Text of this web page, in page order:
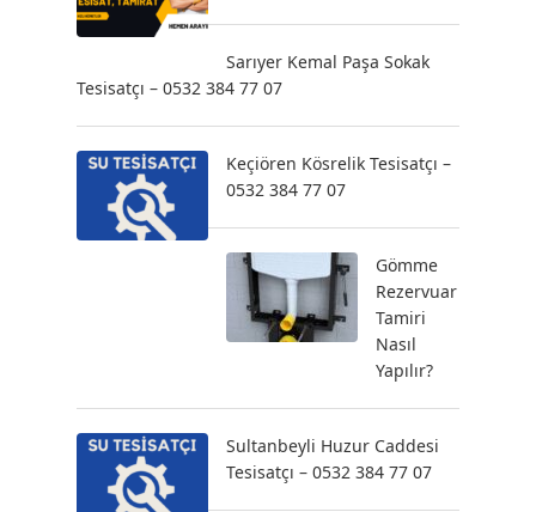
Sarıyer Kemal Paşa Sokak
Tesisatçı – 0532 384 77 07
Keçiören Kösrelik Tesisatçı –
0532 384 77 07
Gömme
Rezervuar
Tamiri
Nasıl
Yapılır?
Sultanbeyli Huzur Caddesi
Tesisatçı – 0532 384 77 07